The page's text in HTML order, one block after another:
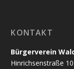
KONTAKT
Bürgerverein
Hinrichsenstraße 10